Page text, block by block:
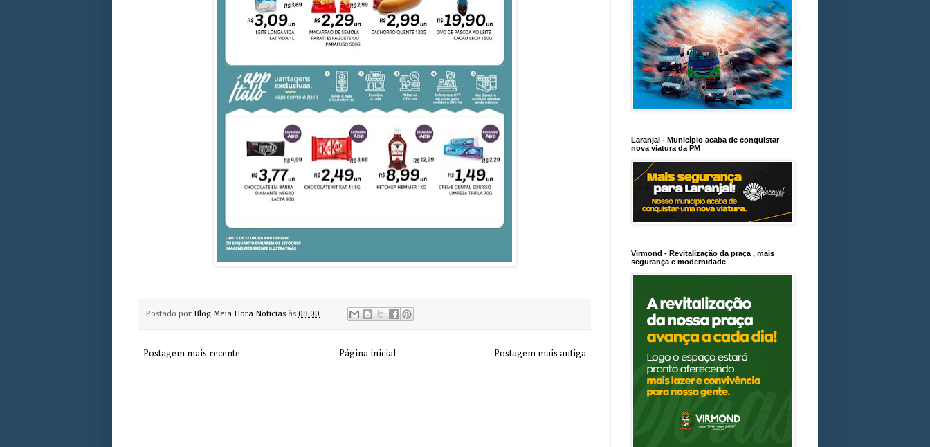
Postado por Blog Meia Hora Noticias às 08:00
Postagem mais recente Postagem mais antiga
Página inicial
Laranjal - Município acaba de conquistar
nova viatura da PM
Virmond - Revitalização da praça , mais
segurança e modernidade